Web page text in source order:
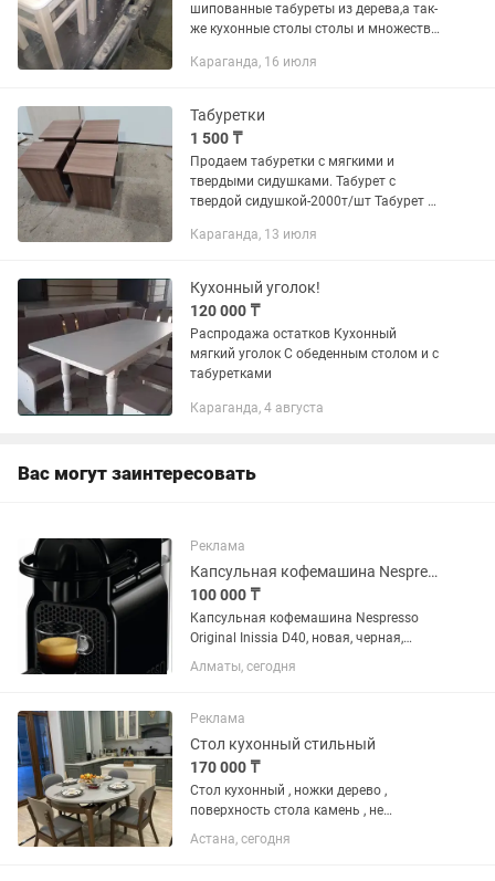
шипованные табуреты из дерева,а так-
же кухонные столы столы и множество
Караганда, 16 июля
Табуретки
1 500 ₸
Продаем табуретки с мягкими и
твердыми сидушками. Табурет с
твердой сидушкой-2000т/шт Табурет с
Одиночные без комплекта-
табуретка!!! В...
Караганда, 13 июля
Кухонный уголок!
120 000 ₸
Распродажа остатков Кухонный
мягкий уголок С обеденным столом и с
табуретками
Караганда, 4 августа
Вас могут заинтересовать
Реклама
Капсульная кофемашина Nespresso Original Inissia Black
100 000 ₸
Капсульная кофемашина Nespresso
Original Inissia D40, новая, черная,
компактная даже для самых
компактных кухонь и рабочих столов, в
лунго, эспрессо и других видов...
Алматы, сегодня
Реклама
Стол кухонный стильный
170 000 ₸
Стол кухонный , ножки дерево ,
поверхность стола камень , не
царапается. Прочный материал.
Размер 130 130 в круглом виде . В
Астана, сегодня